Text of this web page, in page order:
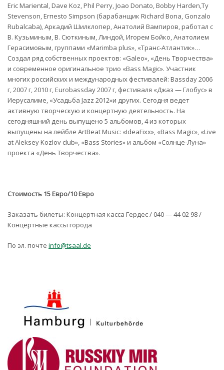
Eric Mariental, Dave Koz, Phil Perry, Joao Donato, Bobby Harden,Ty
Stеvеnsоn, Еrпеstо Simрsоn (барабанщик Richard Bona, Gonzalo
Rubalcaba), Аркадий Шилклопер, Анатолий Вампиров, работал с
В. Кузьминым, В. Сюткиным, Линдой, Игорем Бойко, Анатолием
Герасимовым, группами «Marimba plus», «Транс-Атлантик»…
Создал ряд собственных проектов: «Galeo», «День Творчества»
и современное оригинальное трио «Bass Magic». Участник
многих российских и международных фестивалей: Bassday 2006
г, 2007 г, 2010 г, Eurobassday 2007 г, фестиваля «Джаз — Глобус» в
Иерусалиме, «Усадьба Jazz 2012»и других. Сегодня ведет
активную творческую и концертную деятельность. Ha
сегодняшний день выпущено 5 альбомов, 4 из которых
выпущены на лейбле ArtBeat Music: «IdеаFiхх», «Bass Magic», «Live
at Aleksey Kozlov club», «Bass Stories» и альбом «Солнце-Луна»
проекта «День Творчества».
Стоимость 15 Евро/10 Евро
Заказать билеты: Концертная касса Гердес / 040 — 44 02 98 /
Концертные кассы города
По эл. почте info@tsaal.de